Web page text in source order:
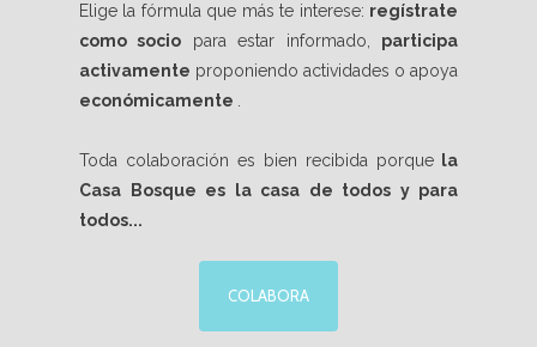
Elige la fórmula que más te interese: regístrate
como socio para estar informado, participa
activamente proponiendo actividades o apoya
económicamente
Toda colaboración es bien recibida porque la
Casa Bosque es la casa de todos y para
todos...
COLABORA